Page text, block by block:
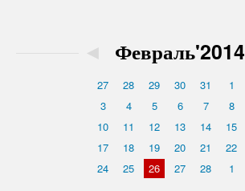
◄ Февраль'2014
27 28 29 30 31 1
3
4 5 6 7 8
10
11 12 13 14 15
17
18 19 20 21 22
24
25 26 27 28 1